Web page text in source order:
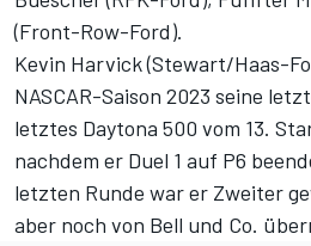
(Front-Row-Ford).
Kevin Harvick (Stewart/Haas-
NASCAR-Saison 2023 seine
letztes Daytona 500 vom 13.
nachdem er Duel 1 auf P6
letzten Runde war er Zweiter
aber noch von Bell und Co.